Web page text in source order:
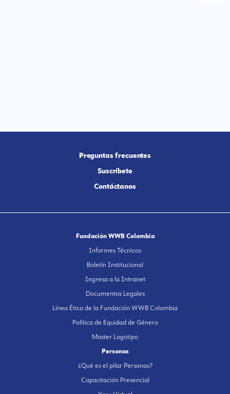
Preguntas frecuentes
Suscríbete
Contáctanos
Fundación WWB Colombia
Informes Técnicos
Boletín Institucional
Ingresa a la Intranet
Documentos Legales
Línea Ética de la Fundación WWB Colombia
Política de Equidad de Género
Master Logotipo
Personas
¿Qué es el pilar Personas?
Capacitación Presencial